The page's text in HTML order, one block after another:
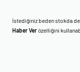
İstediğiniz beden stokda
Haber Verözelliğini